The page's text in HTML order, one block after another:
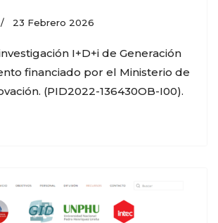
23 Febrero 2026
I+D+i de Generación
financiado por el Ministerio de
(PID2022-136430OB-I00).